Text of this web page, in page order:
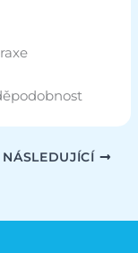
NÁSLEDUJÍCÍ